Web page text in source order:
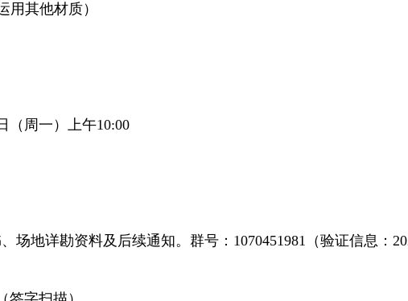
其他材质）
周一）上午10:00
地详勘资料及后续通知。群号：1070451981（验证信息：